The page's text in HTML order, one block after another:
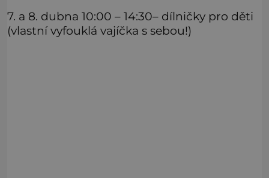
7. a 8. dubna 10:00 – 14:30– dílničky pro děti
(vlastní vyfouklá vajíčka s sebou!)